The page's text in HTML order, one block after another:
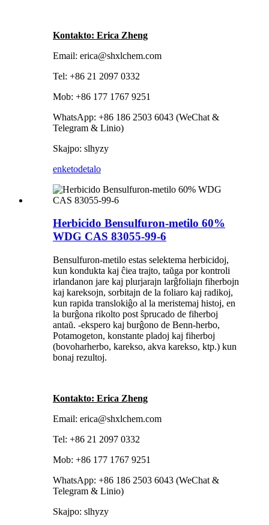
Kontakto: Erica Zheng
Email: erica@shxlchem.com
Tel: +86 21 2097 0332
Mob: +86 177 1767 9251
WhatsApp: +86 186 2503 6043 (WeChat &
Telegram & Linio)
Skajpo: slhyzy
enketodetalo
Herbicido Bensulfuron-metilo 60%
WDG CAS 83055-99-6
Bensulfuron-metilo estas selektema herbicidoj,
kun kondukta kaj ĉiea trajto, taŭga por kontroli
irlandanon jare kaj plurjarajn larĝfoliajn fiherbojn
kaj kareksojn, sorbitajn de la foliaro kaj radikoj,
kun rapida translokiĝo al la meristemaj histoj, en
la burĝona rikolto post ŝprucado de fiherboj
antaŭ. -ekspero kaj burĝono de Benn-herbo,
Potamogeton, konstante pladoj kaj fiherboj
(bovoharherbo, karekso, akva karekso, ktp.) kun
bonaj rezultoj.
Kontakto: Erica Zheng
Email: erica@shxlchem.com
Tel: +86 21 2097 0332
Mob: +86 177 1767 9251
WhatsApp: +86 186 2503 6043 (WeChat &
Telegram & Linio)
Skajpo: slhyzy